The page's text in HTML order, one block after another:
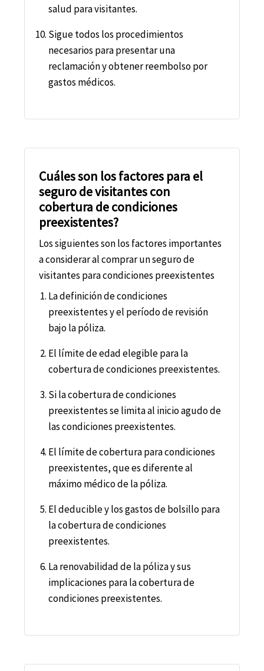
salud para visitantes.
Sigue todos los procedimientos
necesarios para presentar una
reclamación y obtener reembolso por
gastos médicos.
Cuáles son los factores para el
seguro de visitantes con
cobertura de condiciones
preexistentes?
Los siguientes son los factores importantes
a considerar al comprar un seguro de
visitantes para condiciones preexistentes
La definición de condiciones
preexistentes y el período de revisión
bajo la póliza.
El límite de edad elegible para la
cobertura de condiciones preexistentes.
Si la cobertura de condiciones
preexistentes se limita al inicio agudo de
las condiciones preexistentes.
El límite de cobertura para condiciones
preexistentes, que es diferente al
máximo médico de la póliza.
El deducible y los gastos de bolsillo para
la cobertura de condiciones
preexistentes.
La renovabilidad de la póliza y sus
implicaciones para la cobertura de
condiciones preexistentes.